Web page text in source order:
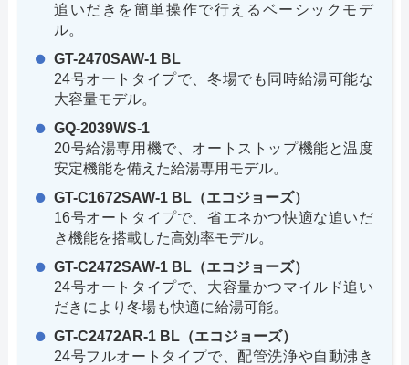
追いだきを簡単操作で行えるベーシックモデ
ル。
GT-2470SAW-1 BL
24号オートタイプで、冬場でも同時給湯可能な
大容量モデル。
GQ-2039WS-1
20号給湯専用機で、オートストップ機能と温度
安定機能を備えた給湯専用モデル。
GT-C1672SAW-1 BL（エコジョーズ）
16号オートタイプで、省エネかつ快適な追いだ
き機能を搭載した高効率モデル。
GT-C2472SAW-1 BL（エコジョーズ）
24号オートタイプで、大容量かつマイルド追い
だきにより冬場も快適に給湯可能。
GT-C2472AR-1 BL（エコジョーズ）
24号フルオートタイプで、配管洗浄や自動沸き